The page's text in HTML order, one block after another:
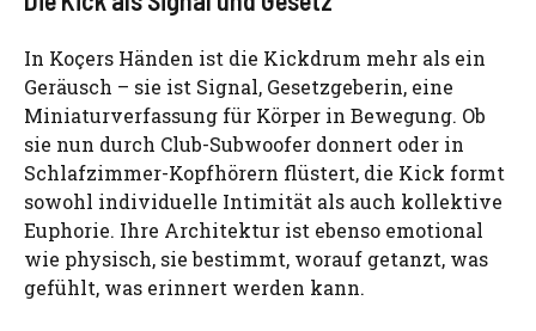
In Koçers Händen ist die Kickdrum mehr als ein
Geräusch – sie ist Signal, Gesetzgeberin, eine
Miniaturverfassung für Körper in Bewegung. Ob
sie nun durch Club-Subwoofer donnert oder in
Schlafzimmer-Kopfhörern flüstert, die Kick formt
sowohl individuelle Intimität als auch kollektive
Euphorie. Ihre Architektur ist ebenso emotional
wie physisch, sie bestimmt, worauf getanzt, was
gefühlt, was erinnert werden kann.